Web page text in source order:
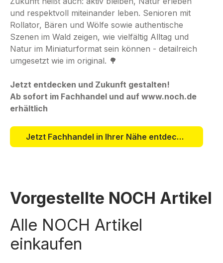
und respektvoll miteinander leben. Senioren mit
Rollator, Bären und Wölfe sowie authentische
Szenen im Wald zeigen, wie vielfältig Alltag und
Natur im Miniaturformat sein können - detailreich
umgesetzt wie im original. 🌳
Jetzt entdecken und Zukunft gestalten!
Ab sofort im Fachhandel und auf www.noch.de
erhältlich
Jetzt Fachhandel in Ihrer Nähe entdecken!
Vorgestellte NOCH Artikel
Alle NOCH Artikel
einkaufen